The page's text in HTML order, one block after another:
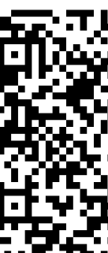
他、
伴」
職員
區人